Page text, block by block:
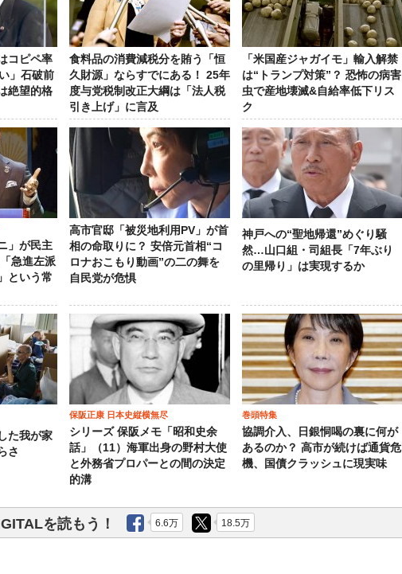
コピペ率
」石破前
絶望的格
食料品の消費減税分を賄う「恒
久財源」ならすでにある！ 25年
度与党税制改正大綱は「法人税
引き上げ」に言及
「米国産ジャガイモ」輸入解禁
は“トランプ対策”？ 恐怖の病害
虫で産地壊滅&自給率低下リス
ク
」が民主
急進左派
という常
高市官邸「被災地利用PV」が首
相の命取りに？ 安倍元首相“コ
ロナおこもり動画”の二の舞を
自民党が危惧
神戸への“聖地帰還”めぐり騒
然…山口組・司組長「7年ぶり
の里帰り」は実現するか
た我が家
さ
保阪正康 日本史縦横無尽
シリーズ 保阪メモ「昭和史余
話」（11）海軍出身の野村大使
と外務省プロパーとの間の決定
的溝
巻頭特集
協調介入、日銀恫喝の裏に何が
あるのか？ 高市が続けば通貨危
機、国債クラッシュに現実味
を読もう！ 6.6万 18.5万